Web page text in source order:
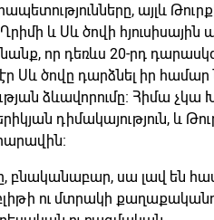
այլև
և Սև ծովի հյուսիսային
որ դեռևս 20-րդ
Սև ծովը դարձնել իր համար
ձևավորումը։ Հիմա չկա
դիմակայություն, և
բնականաբար, սա լավ են
ու մտրակի